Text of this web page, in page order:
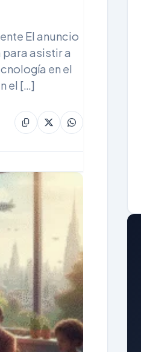
El anuncio
asistir a
en el
el […]